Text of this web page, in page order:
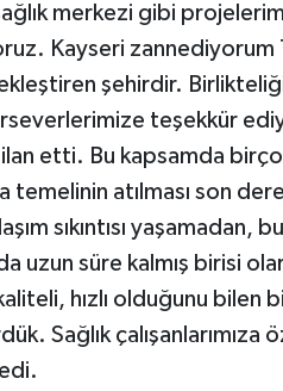
merkezi gibi
Kayseri
şehirdir.
teşekkür
ilan etti. Bu kapsamda
temelinin atılması son
sıkıntısı yaşamadan,
uzun süre kalmış birisi
hızlı olduğunu bilen
Sağlık çalışanlarımıza